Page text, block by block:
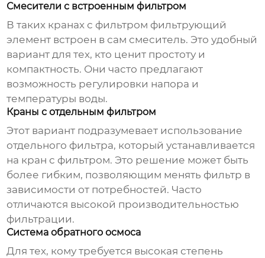
Смесители с встроенным фильтром
В таких кранах с фильтром фильтрующий
элемент встроен в сам смеситель. Это удобный
вариант для тех, кто ценит простоту и
компактность. Они часто предлагают
возможность регулировки напора и
температуры воды.
Краны с отдельным фильтром
Этот вариант подразумевает использование
отдельного фильтра, который устанавливается
на кран с фильтром. Это решение может быть
более гибким, позволяющим менять фильтр в
зависимости от потребностей. Часто
отличаются высокой производительностью
фильтрации.
Система обратного осмоса
Для тех, кому требуется высокая степень